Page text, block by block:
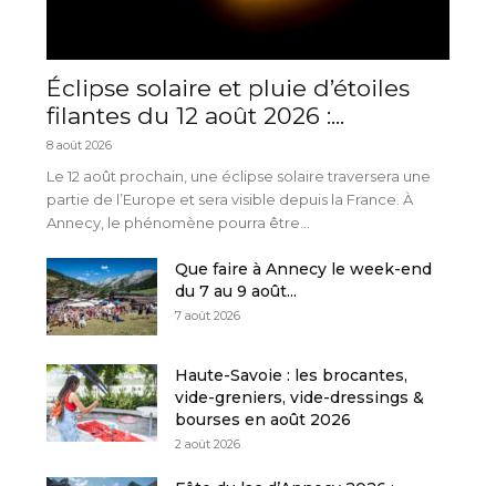
Éclipse solaire et pluie d’étoiles
filantes du 12 août 2026 :...
8 août 2026
Le 12 août prochain, une éclipse solaire traversera une
partie de l’Europe et sera visible depuis la France. À
Annecy, le phénomène pourra être...
Que faire à Annecy le week-end
du 7 au 9 août...
7 août 2026
Haute-Savoie : les brocantes,
vide-greniers, vide-dressings &
bourses en août 2026
2 août 2026